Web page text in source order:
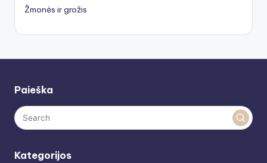
Žmonės ir grožis
Paieška
Kategorijos